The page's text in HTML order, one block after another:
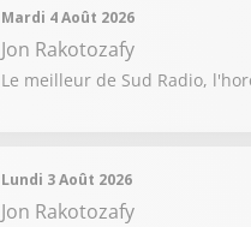
Mardi 4 Août 2026
Jon Rakotozafy
Le meilleur de Sud Radio,
Lundi 3 Août 2026
Jon Rakotozafy